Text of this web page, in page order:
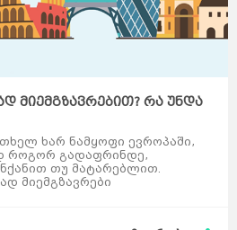
მიემგზავრებით? რა უნდა
ხარ ნამყოფი ევროპაში,
როგორ გადაფრინდე,
თუ მატარებლით.
მიემგზავრები